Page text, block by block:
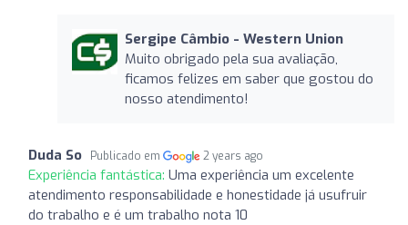
Sergipe Câmbio - Western Union
Muito obrigado pela sua avaliação,
ficamos felizes em saber que gostou do
nosso atendimento!
Duda So Publicado em 2 years ago
Experiência fantástica: Uma experiência um excelente
atendimento responsabilidade e honestidade já usufruir
do trabalho e é um trabalho nota 10